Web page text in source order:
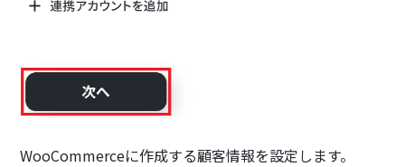
WooCommerceに作成する顧客情報を設定します。